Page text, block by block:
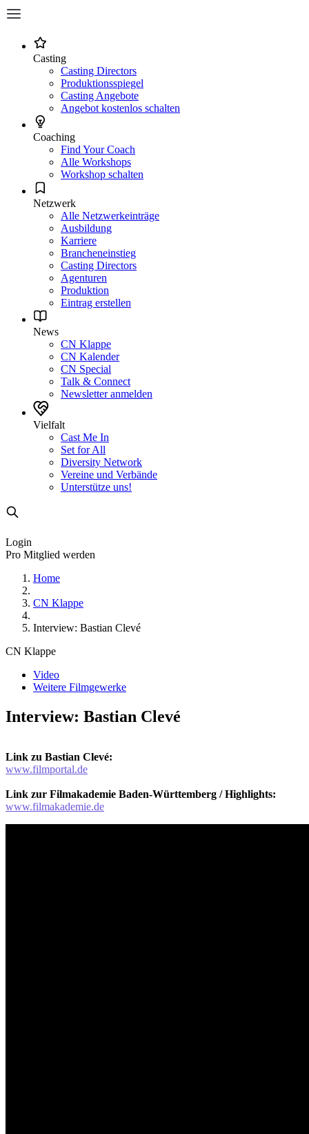
Casting
Casting Directors
Produktionsspiegel
Casting Angebote
Angebot kostenlos schalten
Coaching
Find Your Coach
Alle Workshops
Workshop schalten
Netzwerk
Alle Netzwerkeinträge
Ausbildung
Karriere
Brancheneinstieg
Casting Directors
Agenturen
Produktion
Eintrag erstellen
News
CN Klappe
CN Kalender
CN Special
Talk & Connect
Newsletter anmelden
Vielfalt
Cast Me In
Set for All
Diversity Network
Vereine und Verbände
Unterstütze uns!
Login
Pro Mitglied werden
Home
CN Klappe
Interview: Bastian Clevé
CN Klappe
Video
Weitere Filmgewerke
Interview: Bastian Clevé
Link zu Bastian Clevé:
www.filmportal.de
Link zur Filmakademie Baden-Württemberg / Highlights:
www.filmakademie.de